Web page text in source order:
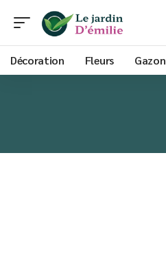
Décoration Fleurs Gazon